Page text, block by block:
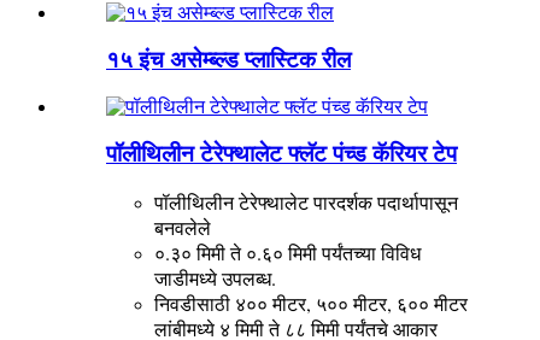
१५ इंच असेम्ब्ल्ड प्लास्टिक रील
पॉलीथिलीन टेरेफ्थालेट फ्लॅट पंच्ड कॅरियर टेप
पॉलीथिलीन टेरेफ्थालेट पारदर्शक पदार्थापासून
बनवलेले
०.३० मिमी ते ०.६० मिमी पर्यंतच्या विविध
जाडीमध्ये उपलब्ध.
निवडीसाठी ४०० मीटर, ५०० मीटर, ६०० मीटर
लांबीमध्ये ४ मिमी ते ८८ मिमी पर्यंतचे आकार